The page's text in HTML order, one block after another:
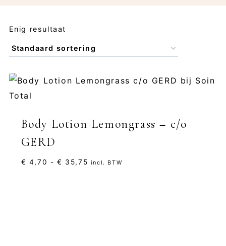
Enig resultaat
Body Lotion Lemongrass – c/o
GERD
€ 4,70 - € 35,75 Prijsklasse:
incl. BTW